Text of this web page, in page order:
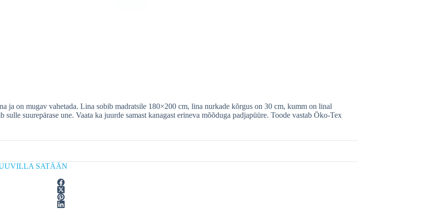
ja on mugav vahetada. Lina sobib madratsile 180×200 cm, lina nurkade kõrgus on 30 cm, kumm on linal
suurepärase une. Vaata ka juurde samast kanagast erineva mõõduga padjapüüre. Toode vastab Öko-Tex
SATÄÄN